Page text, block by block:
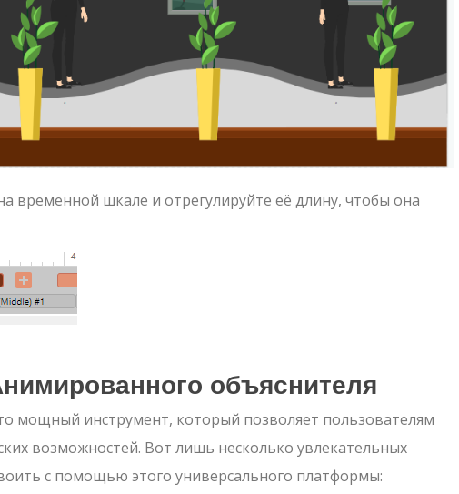
временной шкале и отрегулируйте её длину, чтобы она
объяснителя
мощный инструмент, который позволяет пользователям
возможностей. Вот лишь несколько увлекательных
с помощью этого универсального платформы: